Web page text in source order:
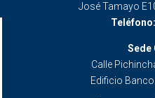
José Tamayo
Teléfono:
Sede
Calle
Edificio